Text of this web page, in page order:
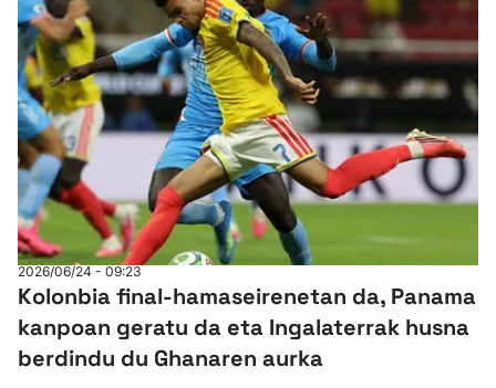
2026/06/24 - 09:23
Kolonbia final-hamaseirenetan da, Panama
kanpoan geratu da eta Ingalaterrak husna
berdindu du Ghanaren aurka